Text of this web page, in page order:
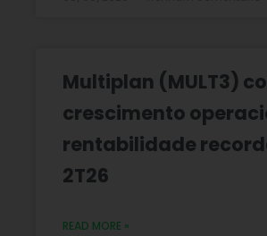
Multiplan (MULT3)
crescimento
rentabilidade
2T26
READ MORE »